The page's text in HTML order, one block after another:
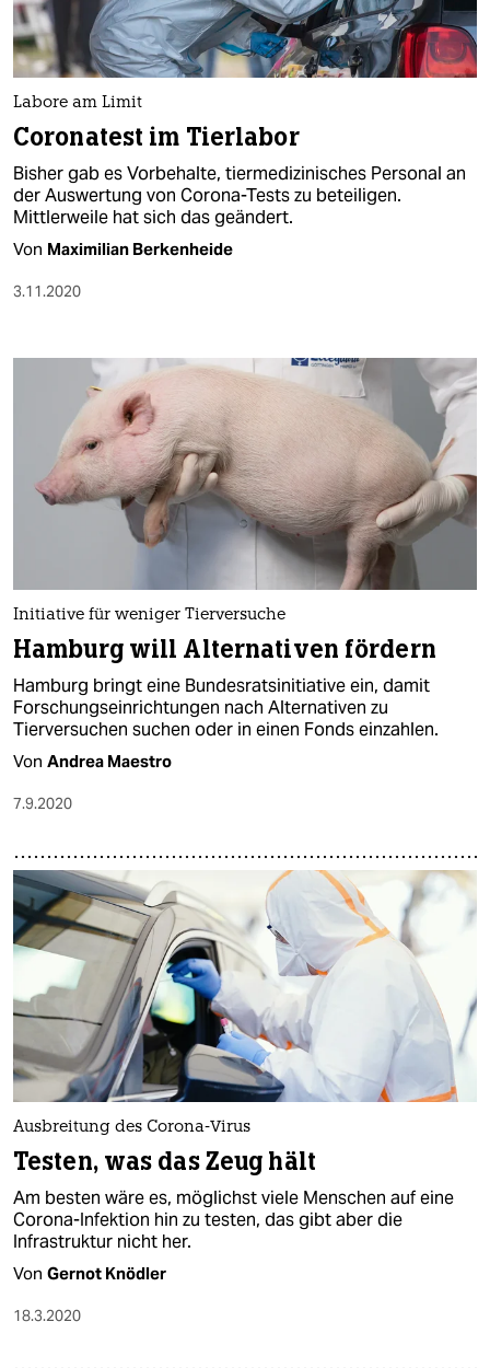
Labore am Limit
Coronatest im Tierlabor
Bisher gab es Vorbehalte, tiermedizinisches Personal an
der Auswertung von Corona-Tests zu beteiligen.
Mittlerweile hat sich das geändert.
Von Maximilian Berkenheide
3.11.2020
Initiative für weniger Tierversuche
Hamburg will Alternativen fördern
Hamburg bringt eine Bundesratsinitiative ein, damit
Forschungseinrichtungen nach Alternativen zu
Tierversuchen suchen oder in einen Fonds einzahlen.
Von Andrea Maestro
7.9.2020
Ausbreitung des Corona-Virus
Testen, was das Zeug hält
Am besten wäre es, möglichst viele Menschen auf eine
Corona-Infektion hin zu testen, das gibt aber die
Infrastruktur nicht her.
Von Gernot Knödler
18.3.2020